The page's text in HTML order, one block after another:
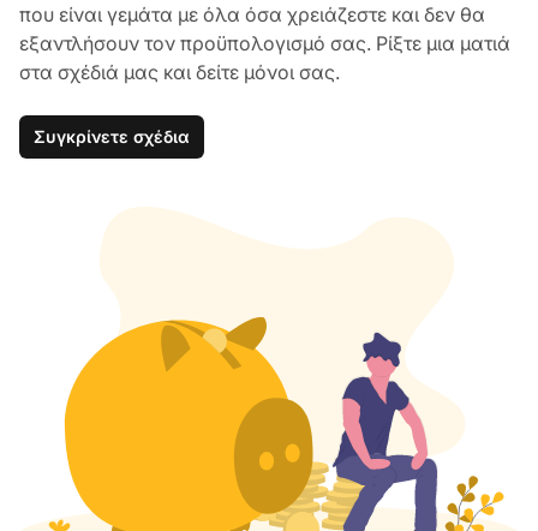
που είναι γεμάτα με όλα όσα χρειάζεστε και δεν θα
εξαντλήσουν τον προϋπολογισμό σας. Ρίξτε μια ματιά
στα σχέδιά μας και δείτε μόνοι σας.
Συγκρίνετε σχέδια